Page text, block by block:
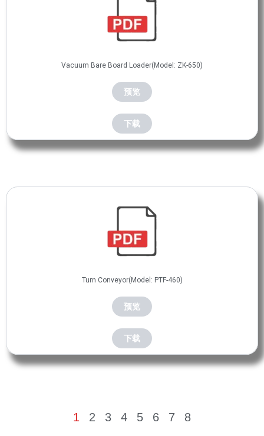
Vacuum Bare Board Loader(Model: ZK-650)
预览
下载
Turn Conveyor(Model: PTF-460)
预览
下载
1 2 3 4 5 6 7 8